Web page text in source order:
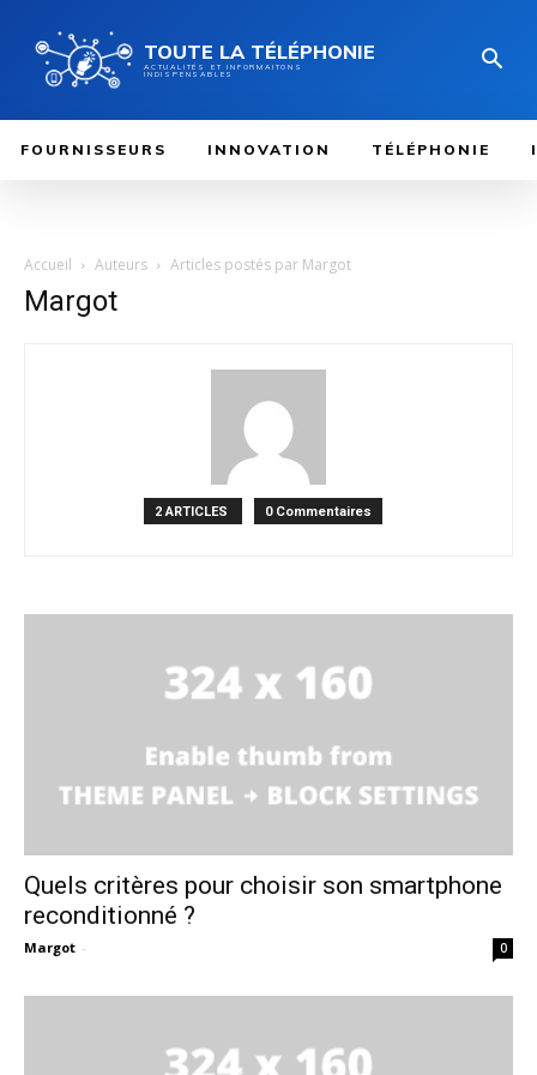
TOUTE LA TÉLÉPHONIE
ACTUALITÉS ET INFORMAITONS
INDISPENSABLES
FOURNISSEURS INNOVATION TÉLÉPHONIE
Accueil Auteurs Articles postés par Margot
Margot
2 ARTICLES 0 Commentaires
Quels critères pour choisir son smartphone
reconditionné ?
Margot - 0